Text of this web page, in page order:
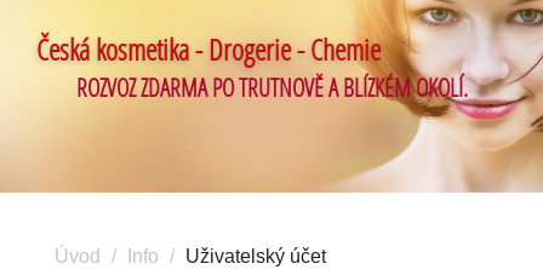
Česká kosmetika - Drogerie - Chemie
ROZVOZ ZDARMA PO TRUTNOVĚ A BLÍZKÉM OKOLÍ.
Úvod Info Uživatelský účet